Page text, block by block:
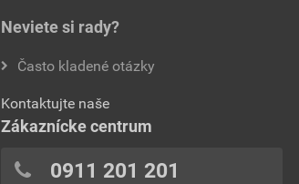
Neviete si rady?
Často kladené otázky
Kontaktujte naše
Zákaznícke centrum
0911 201 201